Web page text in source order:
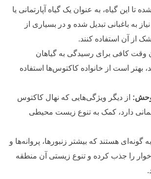
تا این گیاه، به عنوان یک گیاه آپارتمانی یا
به باغبانی تبدیل شده و در بسیاری از
از آن استفاده کنند.
وقت کافی برای رسیدگی به گیاهان
بهتر است از خانواده کاکتوس‌ها استفاده
وحش: از دیگر ویژگی‌هایی که نهال کاکتوس
دارد، کمک به تنوع زیست محیطی
گونه‌ای هستند که بیشتر زنبور‌ها، پروانه‌ها و
را جذب کرده و تنوع زیستی آن منطقه